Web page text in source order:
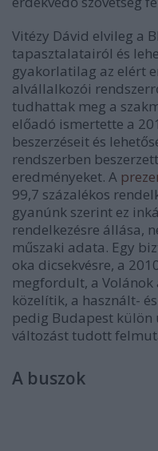
Vitézy Dávid elvileg a
tapasztalatairól és
gyakorlatilag az elért
alvállalkozói
tudhattak meg a
előadó ismertette a
beszerzéseit és
rendszerben
eredményeket. A
99,7 százalékos
gyanúnk szerint ez
rendelkezésre állása,
műszaki adata. Egy
oka dicsekvésre, a
megfordult, a Volánok
közelítik, a használt-
pedig Budapest
változást tudott
A buszok